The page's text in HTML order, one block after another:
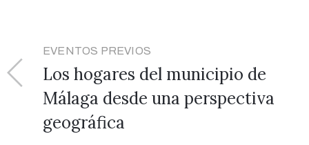
EVENTOS PREVIOS
Los hogares del municipio de
Málaga desde una perspectiva
geográfica